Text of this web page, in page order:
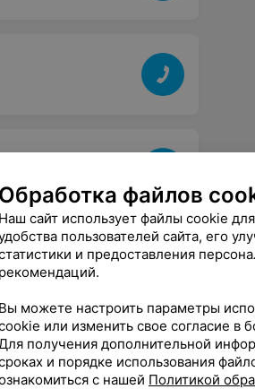
Обработка файлов
Наш сайт использует файлы cookie
пользователей сайта, его
и предоставления
рекомендаций.
Вы можете настроить параметры
или изменить свое согласие в
получения дополнительной
и порядке использования
с нашей Политикой